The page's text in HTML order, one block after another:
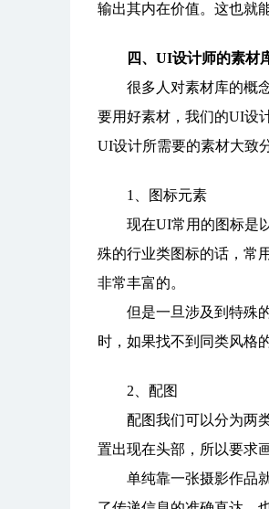
输出其内在价值。这也就
四、UI设计师的素材
很多人对素材库的概念
要用好素材，我们的UI设
UI设计所需要的素材大致
1、图标元素
现在UI常用的图标是以
殊的行业类图标的话，常
非常丰富的。
但是一旦涉及到特殊的
时，如果找不到同类风格
2、配图
配图我们可以分为两类
置出现在头部，所以要求
单纯靠一张摄影作品就